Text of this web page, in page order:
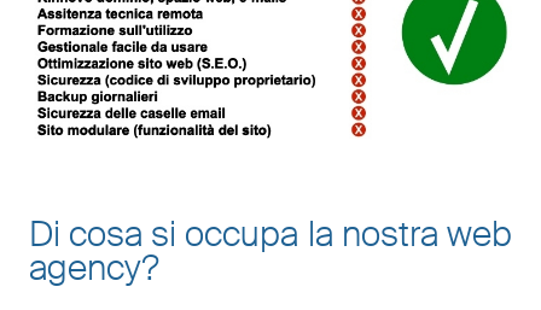
Di cosa si occupa la nostra web
agency?